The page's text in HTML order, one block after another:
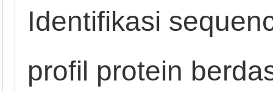
Identifikasi
profil protein